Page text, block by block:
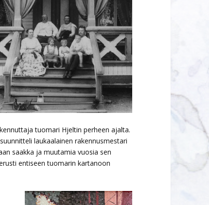
tuomari Hjeltin perheen ajalta.
laukaalainen rakennusmestari
saakka ja muutamia vuosia sen
entiseen tuomarin kartanoon